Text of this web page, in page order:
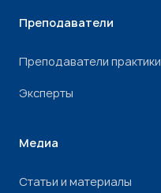
Преподаватели
Преподаватели практики
Эксперты
Медиа
Статьи и материалы